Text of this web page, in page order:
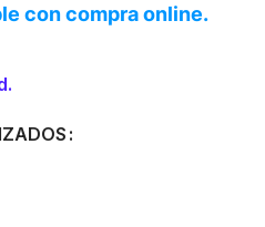
con compra online.